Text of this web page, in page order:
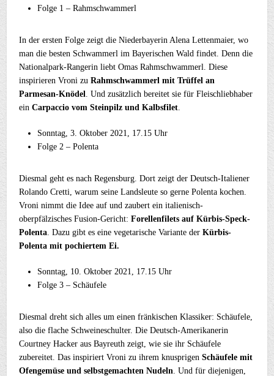
Folge 1 – Rahmschwammerl
In der ersten Folge zeigt die Niederbayerin Alena Lettenmaier, wo
man die besten Schwammerl im Bayerischen Wald findet. Denn die
Nationalpark-Rangerin liebt Omas Rahmschwammerl. Diese
inspirieren Vroni zuRahmschwammerl mit Trüffel an
Parmesan-Knödel . Und zusätzlich bereitet sie für Fleischliebhaber
einCarpaccio vom Steinpilz und Kalbsfilet
Sonntag, 3. Oktober 2021, 17.15 Uhr
Folge 2 – Polenta
Diesmal geht es nach Regensburg. Dort zeigt der Deutsch-Italiener
Rolando Cretti, warum seine Landsleute so gerne Polenta kochen.
Vroni nimmt die Idee auf und zaubert ein italienisch-
oberpfälzisches Fusion-Gericht:Forellenfilets auf Kürbis-Speck-
Polenta . Dazu gibt es eine vegetarische Variante derKürbis-
Polenta mit pochiertem Ei.
Sonntag, 10. Oktober 2021, 17.15 Uhr
Folge 3 – Schäufele
Diesmal dreht sich alles um einen fränkischen Klassiker: Schäufele,
also die flache Schweineschulter. Die Deutsch-Amerikanerin
Courtney Hacker aus Bayreuth zeigt, wie sie ihr Schäufele
zubereitet. Das inspiriert Vroni zu ihrem knusprigen Schäufele mit
Ofengemüse und selbstgemachten Nudeln . Und für diejenigen,